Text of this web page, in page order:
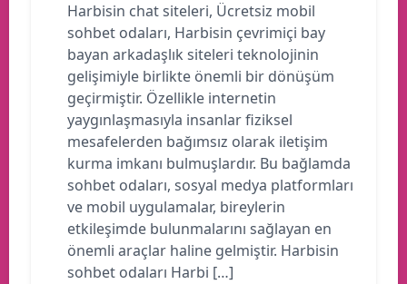
Harbisin chat siteleri, Ücretsiz mobil
sohbet odaları, Harbisin çevrimiçi bay
bayan arkadaşlık siteleri teknolojinin
gelişimiyle birlikte önemli bir dönüşüm
geçirmiştir. Özellikle internetin
yaygınlaşmasıyla insanlar fiziksel
mesafelerden bağımsız olarak iletişim
kurma imkanı bulmuşlardır. Bu bağlamda
sohbet odaları, sosyal medya platformları
ve mobil uygulamalar, bireylerin
etkileşimde bulunmalarını sağlayan en
önemli araçlar haline gelmiştir. Harbisin
sohbet odaları Harbi […]